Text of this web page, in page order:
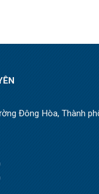
Đông Hòa, Thành